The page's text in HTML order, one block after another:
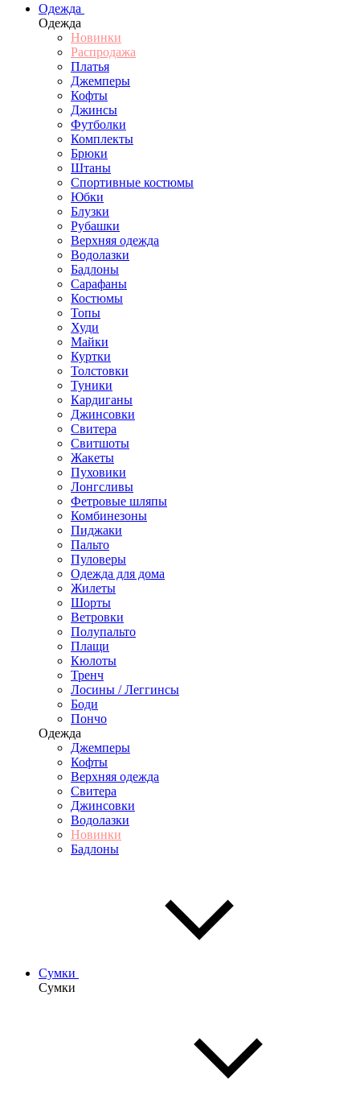
Одежда
Одежда
Новинки
Распродажа
Платья
Джемперы
Кофты
Джинсы
Футболки
Комплекты
Брюки
Штаны
Спортивные костюмы
Юбки
Блузки
Рубашки
Верхняя одежда
Водолазки
Бадлоны
Сарафаны
Костюмы
Топы
Худи
Майки
Куртки
Толстовки
Туники
Кардиганы
Джинсовки
Свитера
Свитшоты
Жакеты
Пуховики
Лонгсливы
Фетровые шляпы
Комбинезоны
Пиджаки
Пальто
Пуловеры
Одежда для дома
Жилеты
Шорты
Ветровки
Полупальто
Плащи
Кюлоты
Тренч
Лосины / Леггинсы
Боди
Пончо
Одежда
Джемперы
Кофты
Верхняя одежда
Свитера
Джинсовки
Водолазки
Новинки
Бадлоны
Сумки
Сумки